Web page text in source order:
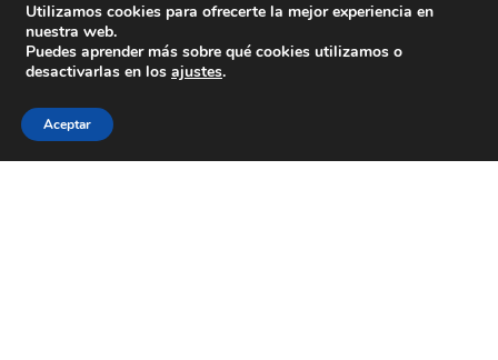
Colexio La Salle Santiago
Aviso Legal
Política de cookies
Política de privacidad
Utilizamos cookies para ofrecerte la mejor experiencia en
nuestra web.
Puedes aprender más sobre qué cookies utilizamos o
desactivarlas en los ajustes.
Aceptar